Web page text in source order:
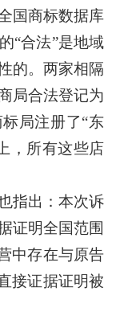
国商标数据库
“合法”是地域
的。两家相隔
局合法登记为
局注册了“东
，所有这些店
指出：本次诉
证明全国范围
中存在与原告
接证据证明被